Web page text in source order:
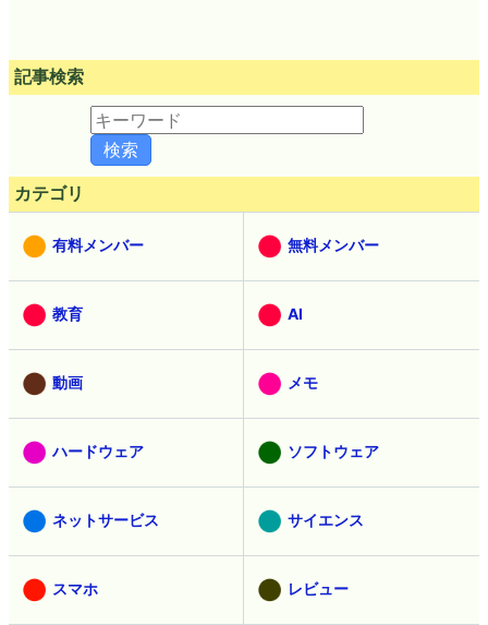
記事検索
カテゴリ
有料メンバー 無料メンバー
教育 AI
動画 メモ
ハードウェア ソフトウェア
ネットサービス サイエンス
スマホ レビュー